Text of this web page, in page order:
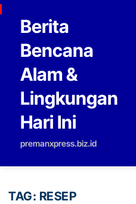
Skip to content
Berita
Bencana
Alam &
Lingkungan
Hari Ini
premanxpress.biz.id
TAG: RESEP